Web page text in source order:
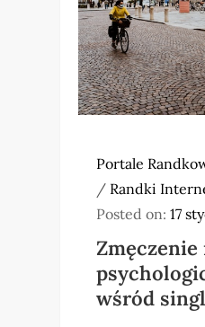
Portale
/ Randki
Posted on:17
wśród